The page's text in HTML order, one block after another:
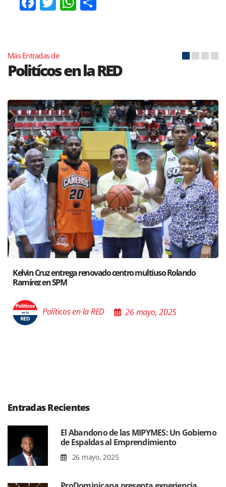
Más Entradas de
Politícos en la RED
Santiago acoge exposición del Ministro de
Poder de las Buenas Palabras”
Políticos en la RED 26 mayo,
Entradas Recientes
El Abandono de las MIPYMES: Un Gobierno
de Espaldas al Emprendimiento
26 mayo, 2025